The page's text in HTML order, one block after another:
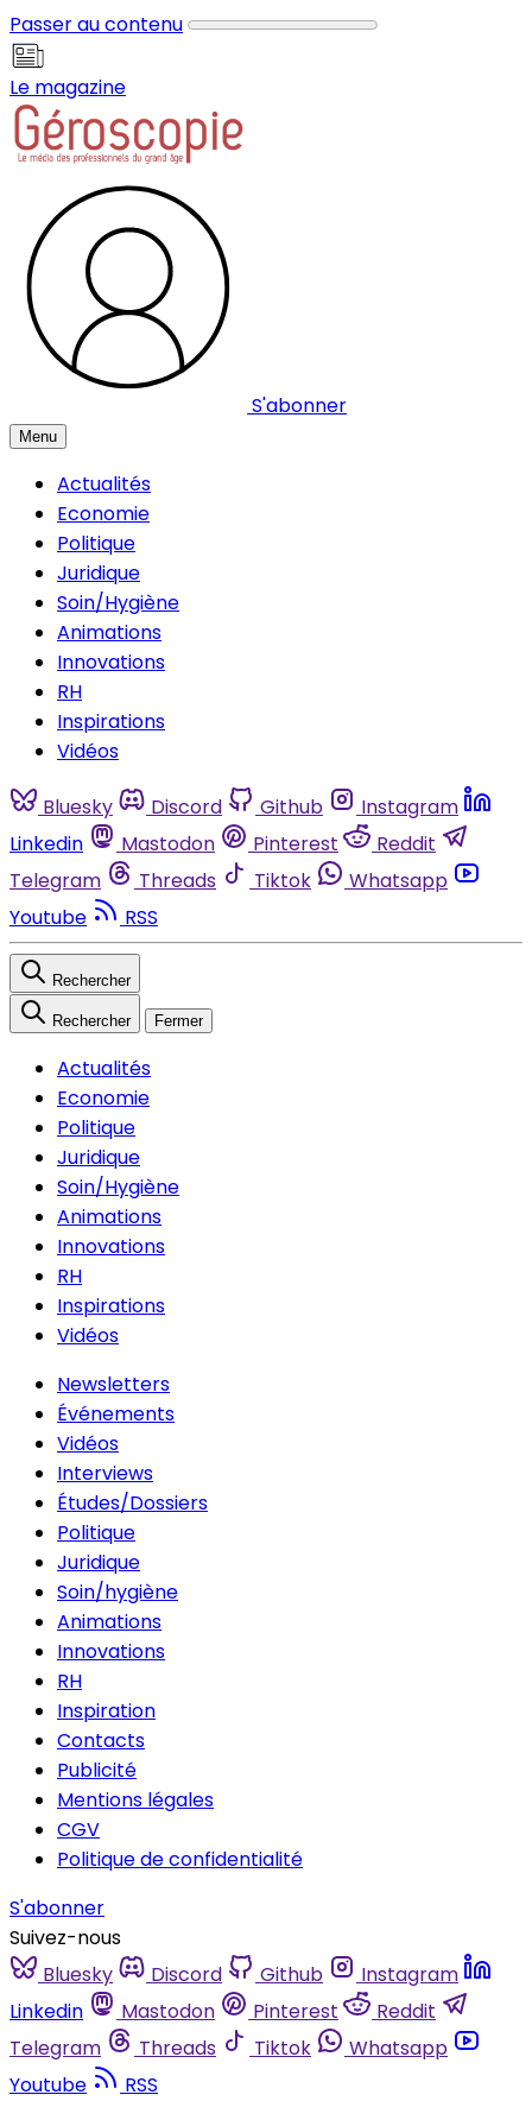
Passer au contenu
Le magazine
S'abonner
Menu
Actualités
Economie
Politique
Juridique
Soin/Hygiène
Animations
Innovations
RH
Inspirations
Vidéos
Bluesky Discord Github
Instagram
Linkedin
Mastodon Pinterest
Reddit
Telegram
Threads Tiktok
Whatsapp
Youtube
RSS
Rechercher
Rechercher Fermer
Actualités
Economie
Politique
Juridique
Soin/Hygiène
Animations
Innovations
RH
Inspirations
Vidéos
Newsletters
Événements
Vidéos
Interviews
Études/Dossiers
Politique
Juridique
Soin/hygiène
Animations
Innovations
RH
Inspiration
Contacts
Publicité
Mentions légales
CGV
Politique de confidentialité
S'abonner
Suivez-nous
Bluesky
Discord Github
Instagram
Linkedin
Mastodon Pinterest
Reddit
Telegram
Threads Tiktok
Whatsapp
Youtube
RSS
Panneau de gestion des cookies